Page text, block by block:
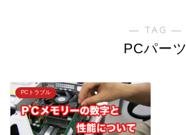
― TAG ―
PCパーツ
PCトラブル